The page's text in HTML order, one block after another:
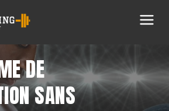
Cross
Training
DE
SANS